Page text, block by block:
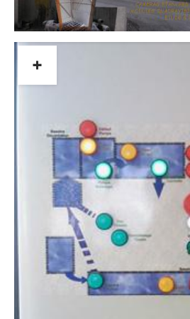
+